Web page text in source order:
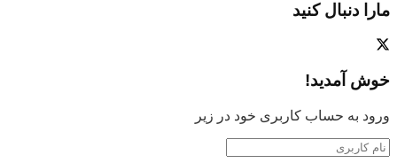
مارا دنبال کنید
خوش آمدید!
ورود به حساب کاربری خود در زیر